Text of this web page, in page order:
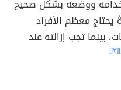
ووضعه بشكل صحيح
يحتاج معظم الأفراد
تجب إزالته عند
[١٣]